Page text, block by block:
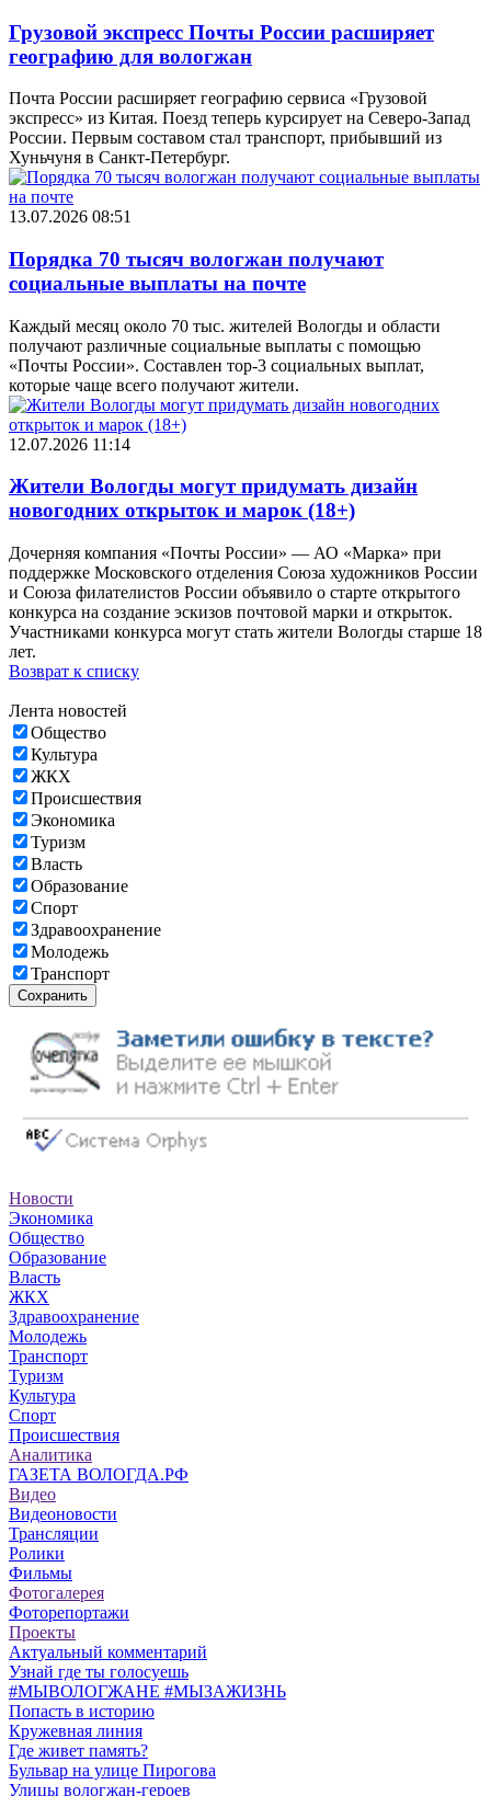
Грузовой экспресс Почты России расширяет
географию для вологжан
Почта России расширяет географию сервиса «Грузовой
экспресс» из Китая. Поезд теперь курсирует на Северо-Запад
России. Первым составом стал транспорт, прибывший из
Хуньчуня в Санкт-Петербург.
13.07.2026 08:51
Порядка 70 тысяч вологжан получают
социальные выплаты на почте
Каждый месяц около 70 тыс. жителей Вологды и области
получают различные социальные выплаты с помощью
«Почты России». Составлен тор-3 социальных выплат,
которые чаще всего получают жители.
12.07.2026 11:14
Жители Вологды могут придумать дизайн
новогодних открыток и марок (18+)
Дочерняя компания «Почты России» — АО «Марка» при
поддержке Московского отделения Союза художников России
и Союза филателистов России объявило о старте открытого
конкурса на создание эскизов почтовой марки и открыток.
Участниками конкурса могут стать жители Вологды старше 18
лет.
Возврат к списку
Лента новостей
Общество
Культура
ЖКХ
Происшествия
Экономика
Туризм
Власть
Образование
Спорт
Здравоохранение
Молодежь
Транспорт
Сохранить
Новости
Экономика
Общество
Образование
Власть
ЖКХ
Здравоохранение
Молодежь
Транспорт
Туризм
Культура
Спорт
Происшествия
Аналитика
ГАЗЕТА ВОЛОГДА.РФ
Видео
Видеоновости
Трансляции
Ролики
Фильмы
Фотогалерея
Фоторепортажи
Проекты
Актуальный комментарий
Узнай где ты голосуешь
#МЫВОЛОГЖАНЕ #МЫЗАЖИЗНЬ
Попасть в историю
Кружевная линия
Где живет память?
Бульвар на улице Пирогова
Улицы вологжан-героев